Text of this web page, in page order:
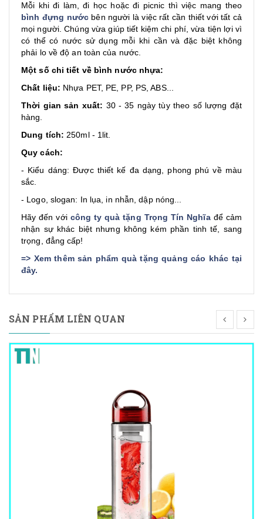
Mỗi khi đi làm, đi học hoặc đi picnic thì việc mang theo
bình đựng nướcbên người là việc rất cần thiết với tất cả
mọi người. Chúng vừa giúp tiết kiệm chi phí, vừa tiện lợi vì
có thể có nước sử dụng mỗi khi cần và đặc biệt không
phải lo về độ an toàn của nước.
Một số chi tiết về bình nước nhựa:
Chất liệu: Nhựa PET, PE, PP, PS, ABS...
Thời gian sản xuất: 30 - 35 ngày tùy theo số lượng đặt
hàng.
Dung tích: 250ml - 1lit.
Quy cách:
- Kiểu dáng: Được thiết kế đa dạng, phong phú về màu
sắc.
- Logo, slogan: In lụa, in nhẫn, dập nóng...
Hãy đến với công ty quà tặng Trọng Tín Nghĩađể cảm
nhận sự khác biệt nhưng không kém phần tinh tế, sang
trọng, đẳng cấp!
=> Xem thêm sản phẩm quà tặng quảng cáo khác tại
đây.
SẢN PHẨM LIÊN QUAN